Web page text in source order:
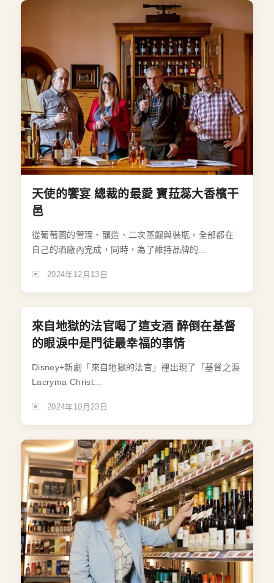
天使的饗宴 總裁的最愛 寶菈蕊大香檳干
邑
從葡萄園的管理、釀造、二次蒸餾與裝瓶，全部都在
自己的酒廠內完成，同時，為了維持品牌的...
2024年12月13日
來自地獄的法官喝了這支酒 醉倒在基督
的眼淚中是門徒最幸福的事情
Disney+新劇「來自地獄的法官」裡出現了「基督之淚
Lacryma Christ...
2024年10月23日